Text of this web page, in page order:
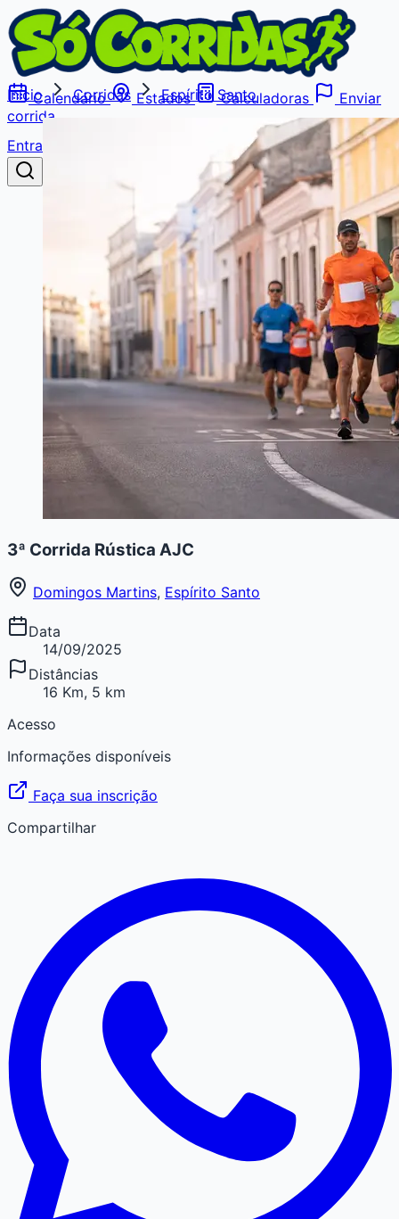
Calendário Estados Calculadoras
Enviar
corrida
Entrar
Início Corridas Espírito Santo
3ª Corrida Rústica AJC
Domingos Martins, Espírito Santo
Data
14/09/2025
Distâncias
16 Km, 5 km
Acesso
Informações disponíveis
Faça sua inscrição
Compartilhar